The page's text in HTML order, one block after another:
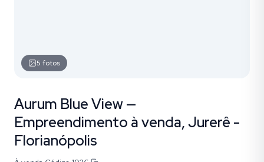
5 fotos
Aurum Blue View —
Empreendimento à venda, Jurerê -
Florianópolis